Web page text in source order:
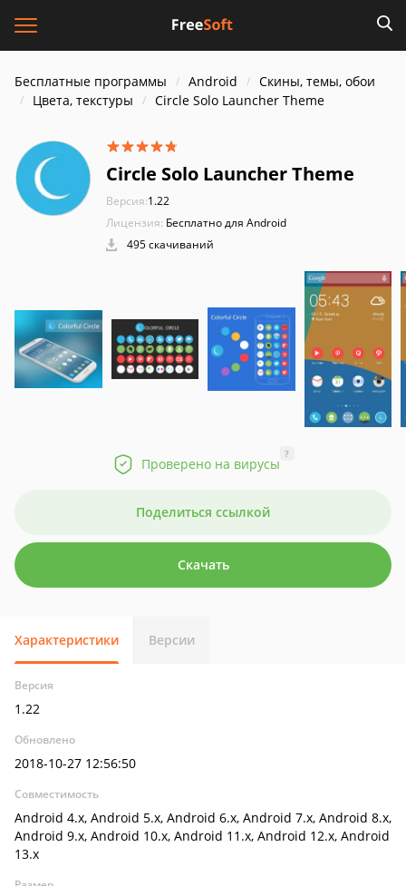
Бесплатные программы Android
Скины, темы, обои
Цвета, текстуры
Circle Solo Launcher Theme
Circle Solo Launcher Theme
Версия:1.22
Лицензия: Бесплатно для Android
495 скачиваний
Проверено на вирусы
?
Поделиться ссылкой
Скачать
Характеристики Версии
Версия
1.22
Обновлено
2018-10-27 12:56:50
Совместимость
Android 4.x, Android 5.x, Android 6.x, Android 7.x, Android 8.x,
Android 9.x, Android 10.x, Android 11.x, Android 12.x, Android
13.x